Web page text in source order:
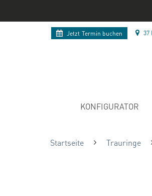
Jetzt Termin buchen 37
KONFIGURATOR
Startseite Trauringe